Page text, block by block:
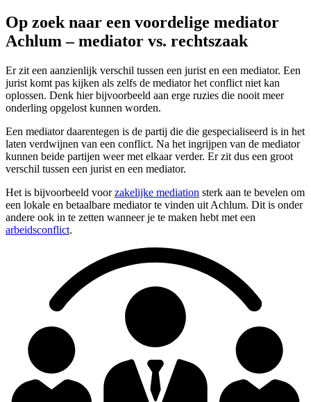
Op zoek naar een voordelige mediator
Achlum – mediator vs. rechtszaak
Er zit een aanzienlijk verschil tussen een jurist en een mediator. Een
jurist komt pas kijken als zelfs de mediator het conflict niet kan
oplossen. Denk hier bijvoorbeeld aan erge ruzies die nooit meer
onderling opgelost kunnen worden.
Een mediator daarentegen is de partij die die gespecialiseerd is in het
laten verdwijnen van een conflict. Na het ingrijpen van de mediator
kunnen beide partijen weer met elkaar verder. Er zit dus een groot
verschil tussen een jurist en een mediator.
Het is bijvoorbeeld voorzakelijke mediation sterk aan te bevelen om
een lokale en betaalbare mediator te vinden uit Achlum. Dit is onder
andere ook in te zetten wanneer je te maken hebt met een
arbeidsconflict.